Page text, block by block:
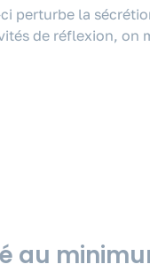
perturbe la
de réflexion, on
au